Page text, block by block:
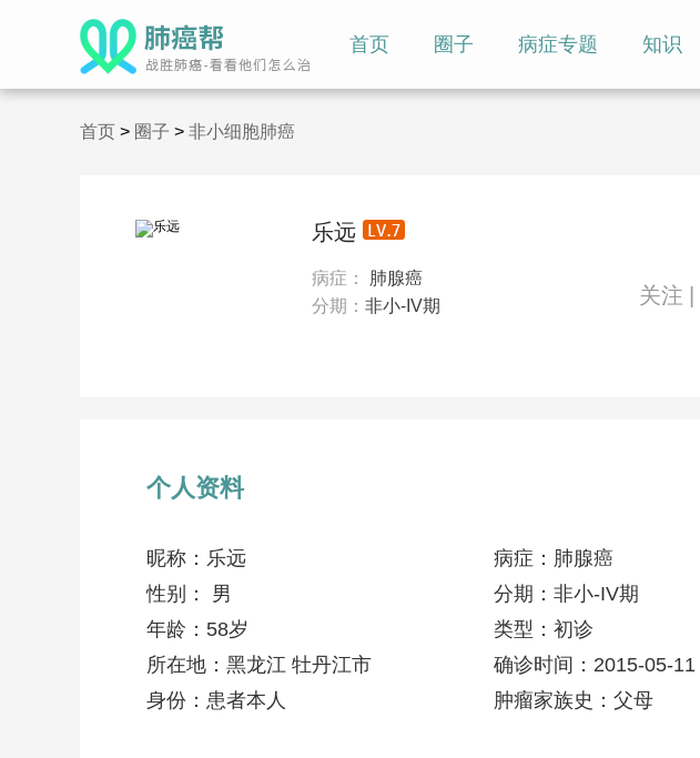
首页 圈子 病症专题 知识
首页 > 圈子 > 非小细胞肺癌
乐远
病症：
肺腺癌
分期： 非小-IV期 关注
个人资料
昵称：乐远
性别： 男
年龄：58岁
所在地：黑龙江 牡丹江市
身份：患者本人
病症：肺腺癌
分期：非小-IV期
类型：初诊
确诊时间：2015-05-11
肿瘤家族史：父母